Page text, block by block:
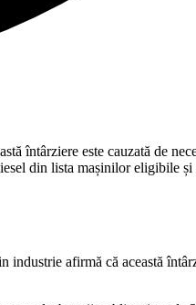
întârziere este cauzată de
din lista mașinilor eligibile
afirmă că această